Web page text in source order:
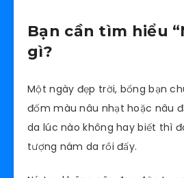
Bạn cần tìm hiểu
gì?
Một ngày đẹp trời, bổng bạn
đốm màu nâu nhạt hoặc nâu
da lúc nào không hay biết thì
tượng nám da rồi đấy.